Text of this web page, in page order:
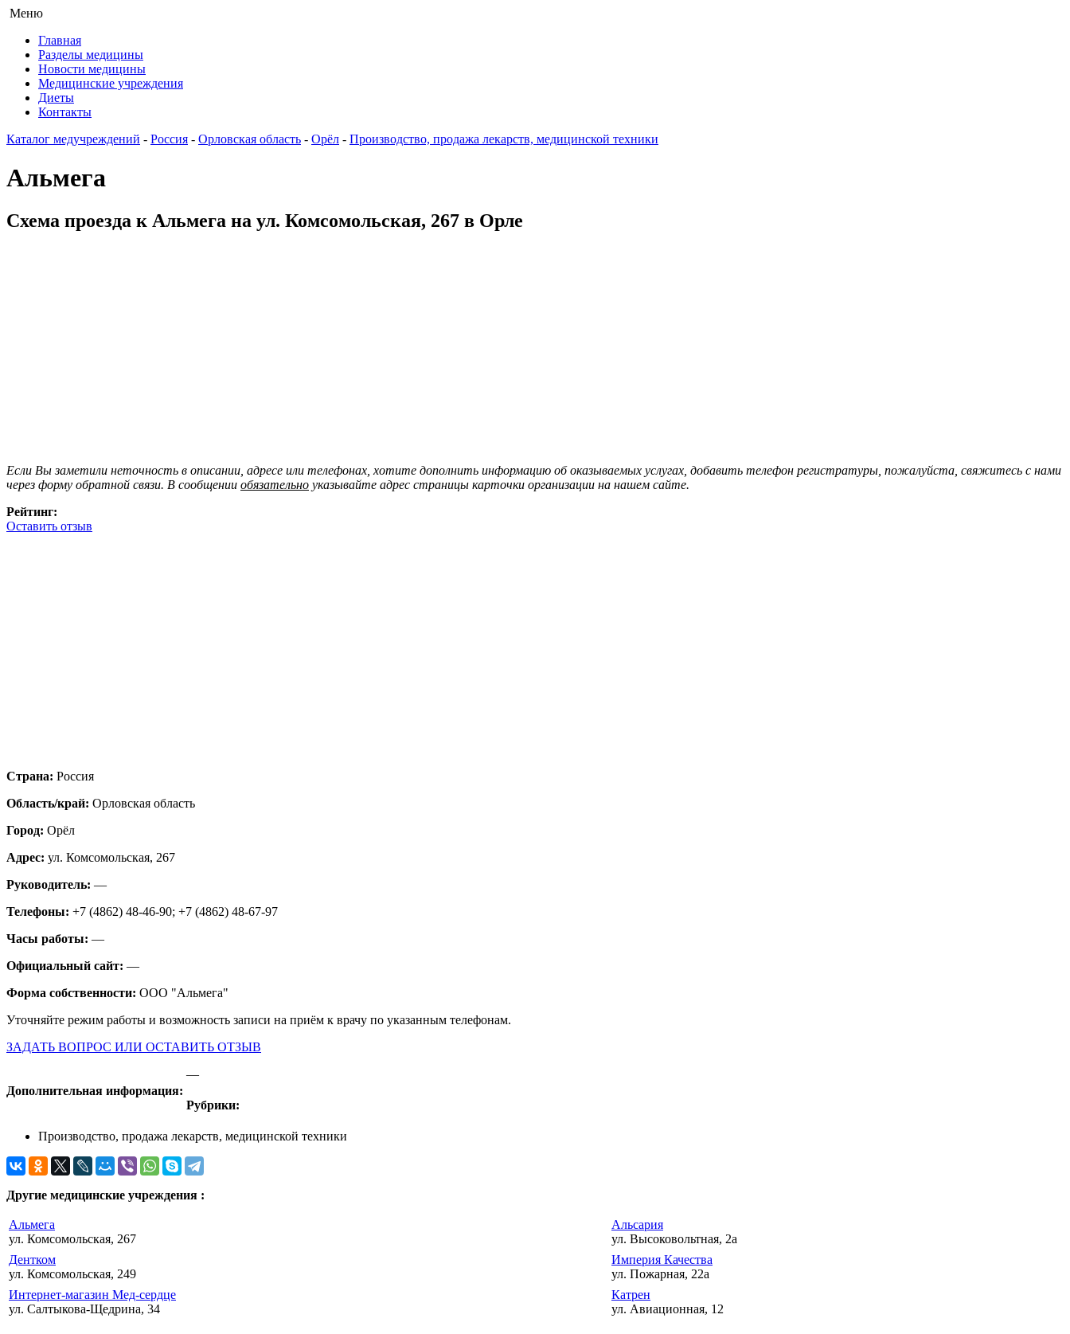
Меню
Главная
Разделы медицины
Новости медицины
Медицинские учреждения
Диеты
Контакты
Каталог медучреждений - Россия - Орловская область - Орёл - Производство, продажа лекарств, медицинской техники
Альмега
Схема проезда к Альмега на ул. Комсомольская, 267 в Орле
Если Вы заметили неточность в описании, адресе или телефонах, хотите дополнить информацию об оказываемых услугах, добавить телефон регистратуры, пожалуйста, свяжитесь с нами
через форму обратной связи. В сообщении обязательно указывайте адрес страницы карточки организации на нашем сайте.
Рейтинг:
Оставить отзыв
Страна: Россия
Область/край: Орловская область
Город: Орёл
Адрес: ул. Комсомольская, 267
Руководитель: —
Телефоны: +7 (4862) 48-46-90; +7 (4862) 48-67-97
Часы работы: —
Официальный сайт: —
Форма собственности: ООО "Альмега"
Уточняйте режим работы и возможность записи на приём к врачу по указанным телефонам.
ЗАДАТЬ ВОПРОС ИЛИ ОСТАВИТЬ ОТЗЫВ
Дополнительная информация:
—
Рубрики:
Производство, продажа лекарств, медицинской техники
Другие медицинские учреждения :
Альмега
ул. Комсомольская, 267
Альсария
ул. Высоковольтная, 2а
Дентком
ул. Комсомольская, 249
Империя Качества
ул. Пожарная, 22а
Интернет-магазин Мед-сердце
ул. Салтыкова-Щедрина, 34
Катрен
ул. Авиационная, 12